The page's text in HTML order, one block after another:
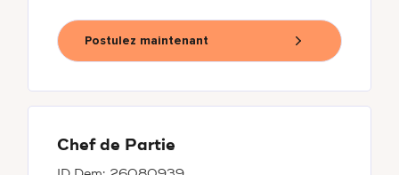
Postulez maintenant
Chef de Partie